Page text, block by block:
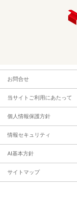
お問合せ
当サイトご利用にあたって
個人情報保護方針
情報セキュリティ
AI基本方針
サイトマップ